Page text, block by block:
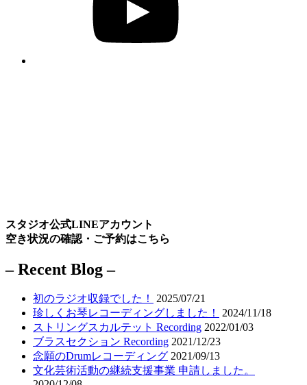
スタジオ公式LINEアカウント
空き状況の確認・ご予約はこちら
– Recent Blog –
初のラジオ収録でした！
2025/07/21
珍しくお琴レコーディングしました！
2024/11/18
ストリングスカルテット Recording 2022/01/03
ブラスセクション Recording 2021/12/23
念願のDrumレコーディング 2021/09/13
文化芸術活動の継続支援事業 申請しました。